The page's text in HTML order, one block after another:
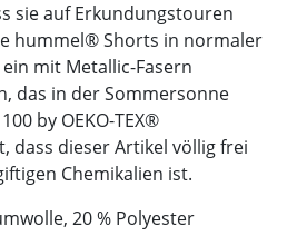
sie auf Erkundungstouren
hummel® Shorts in normaler
mit Metallic-Fasern
das in der Sommersonne
by OEKO-TEX®
dass dieser Artikel völlig frei
Chemikalien ist.
20 % Polyester